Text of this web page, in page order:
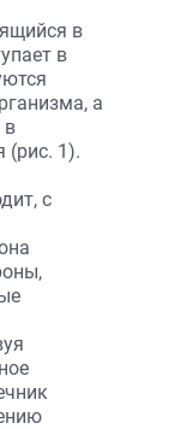
в
в
а
в
(рис. 1).
с